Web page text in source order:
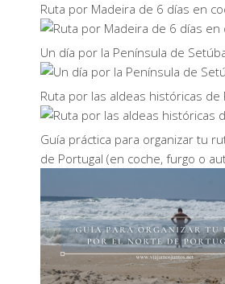
Ruta por Madeira de 6 días en
Un día por la Península de
Ruta por las aldeas históricas de
Guía práctica para organizar tu
de Portugal (en coche, furgo o